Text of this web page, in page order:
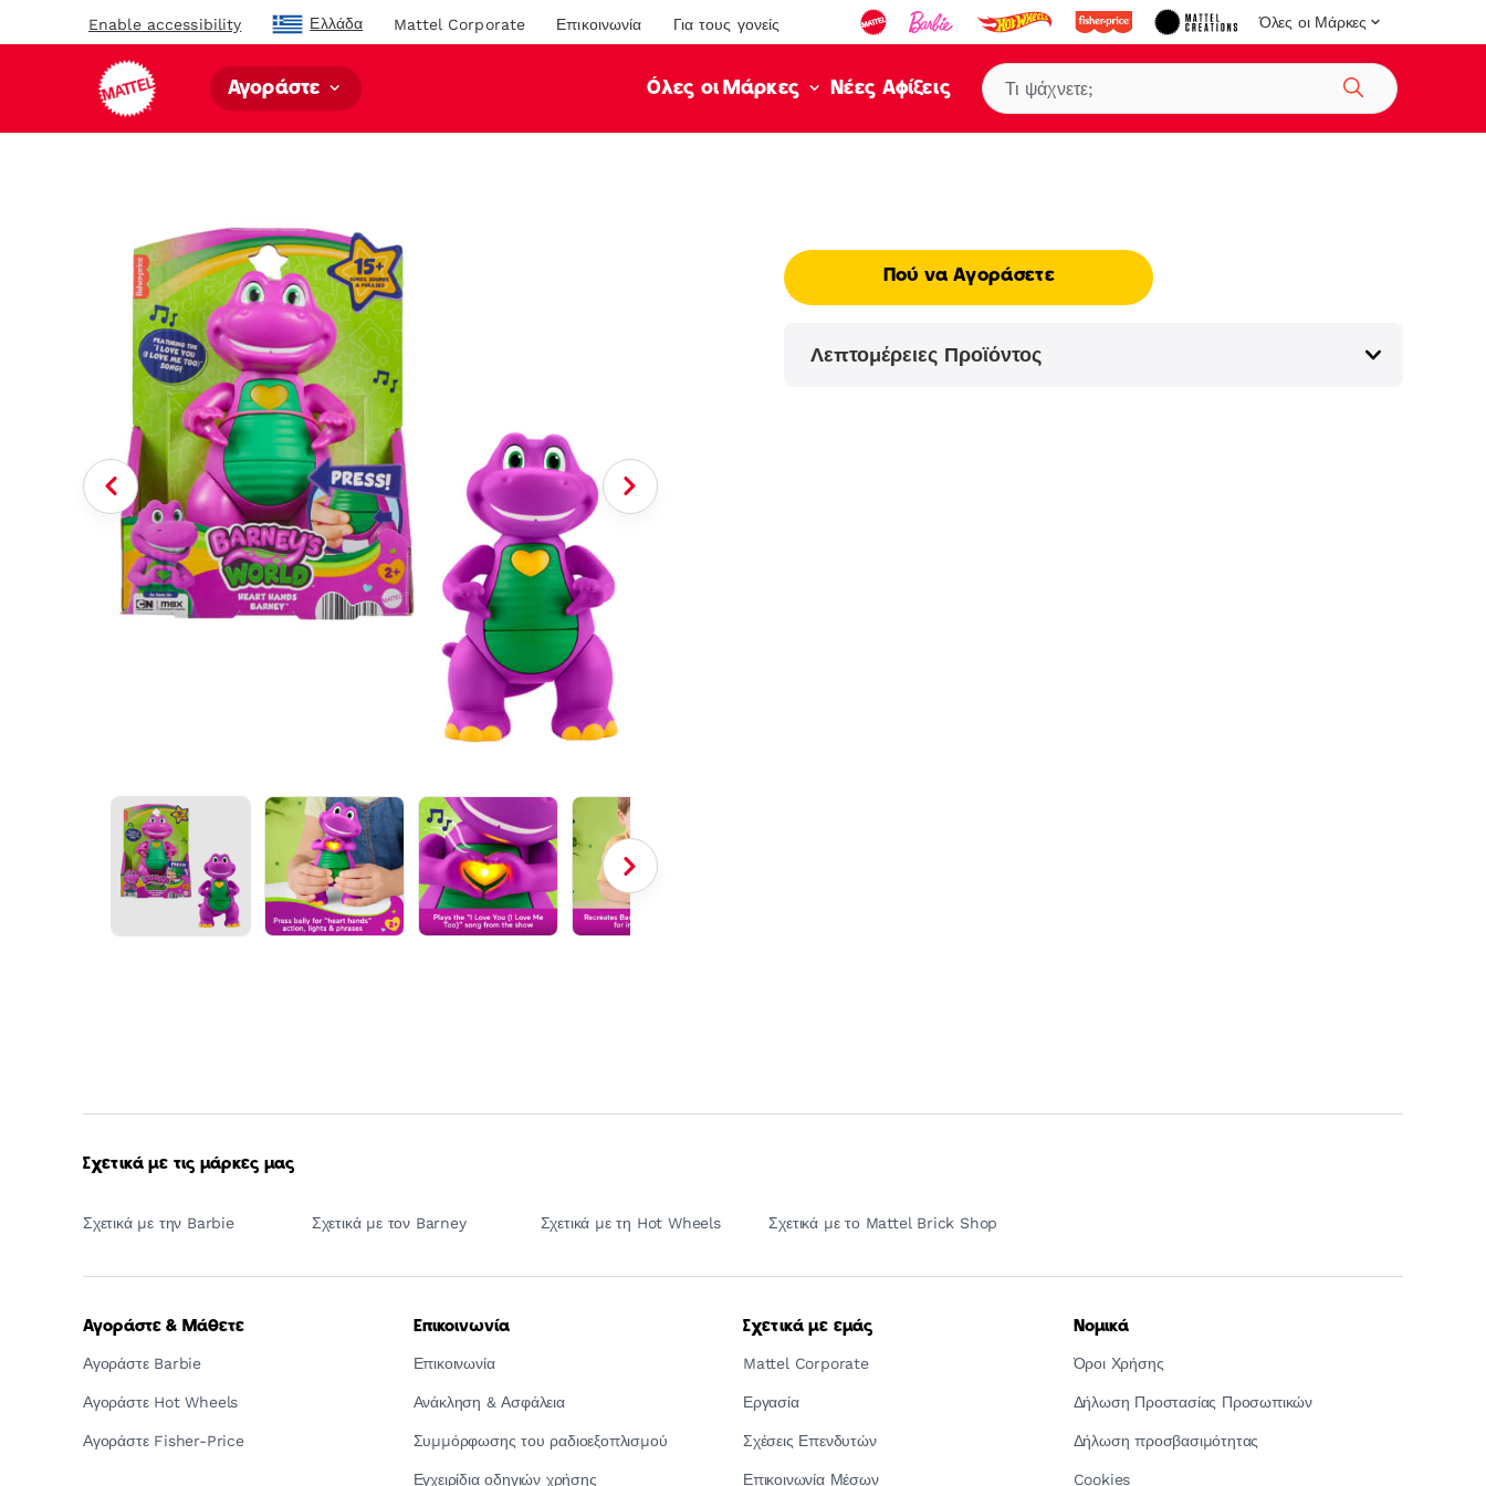
Enable accessibility Ελλάδα Mattel Corporate Επικοινωνία Για τους γονείς Όλες οι Μάρκες
Αγοράστε Όλες οι Μάρκες Νέες Αφίξεις
Αναζήτηση
Πού να Αγοράσετε
Λεπτομέρειες Προϊόντος
Σχετικά με τις μάρκες μας
Σχετικά με την Barbie Σχετικά με τον Barney Σχετικά με τη Hot Wheels Σχετικά με το Mattel Brick Shop
Αγοράστε & Μάθετε
Αγοράστε Barbie
Αγοράστε Hot Wheels
Αγοράστε Fisher-Price
Επικοινωνία
Επικοινωνία
Ανάκληση & Ασφάλεια
Συμμόρφωσης του ραδιοεξοπλισμού
Εγχειρίδια οδηγιών χρήσης
Σχετικά με εμάς
Mattel Corporate
Εργασία
Σχέσεις Επενδυτών
Επικοινωνία Μέσων
Νομικά
Όροι Χρήσης
Δήλωση Προστασίας Προσωπικών
Δήλωση προσβασιμότητας
Cookies